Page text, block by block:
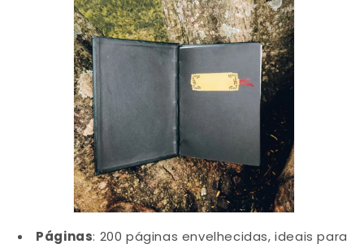
Páginas: 200 páginas envelhecidas, ideais para